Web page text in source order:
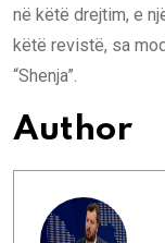
në këtë drejtim, e
këtë revistë, sa
“Shenja”.
Author